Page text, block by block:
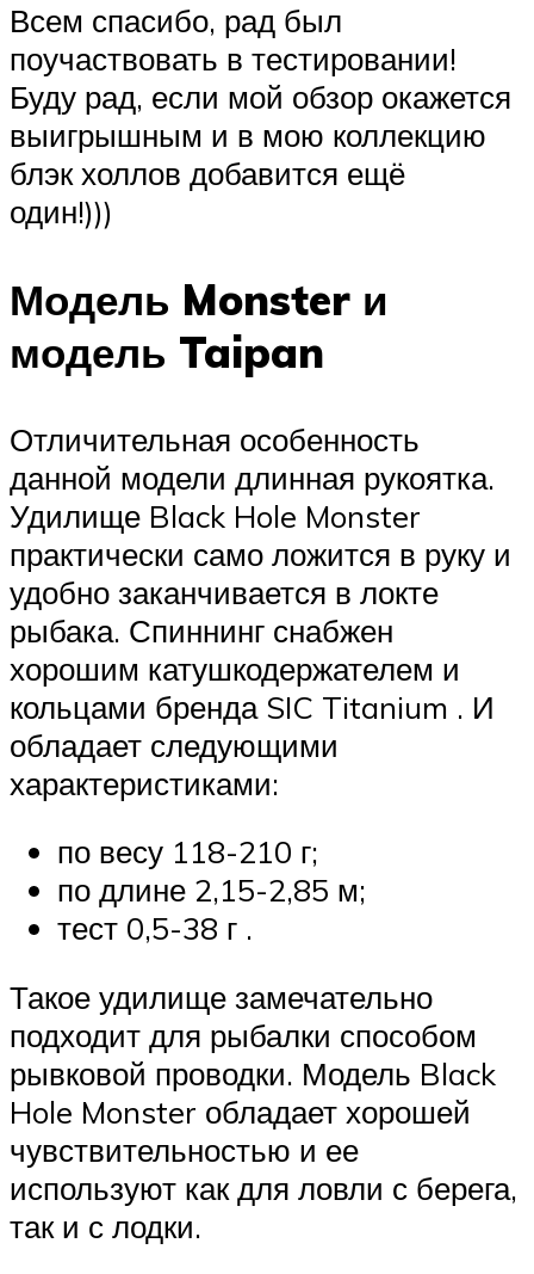
Всем спасибо, рад был
поучаствовать в тестировании!
Буду рад, если мой обзор окажется
выигрышным и в мою коллекцию
блэк холлов добавится ещё
один!)))
Модель Monster и
модель Taipan
Отличительная особенность
данной модели длинная рукоятка.
Удилище Black Hole Monster
практически само ложится в руку и
удобно заканчивается в локте
рыбака. Спиннинг снабжен
хорошим катушкодержателем и
кольцами бренда SIC Titanium . И
обладает следующими
характеристиками:
по весу 118-210 г;
по длине 2,15-2,85 м;
тест 0,5-38 г .
Такое удилище замечательно
подходит для рыбалки способом
рывковой проводки. Модель Black
Hole Monster обладает хорошей
чувствительностью и ее
используют как для ловли с берега,
так и с лодки.